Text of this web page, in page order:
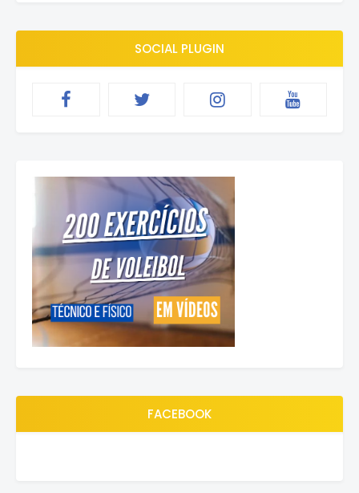
SOCIAL PLUGIN
FACEBOOK